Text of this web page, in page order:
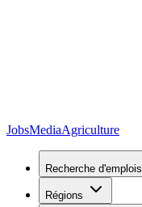
JobsMediaAgriculture
Recherche d'emplois
Régions